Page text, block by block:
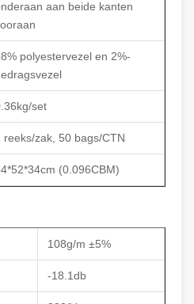
aan beide kanten
polyestervezel en 2%-
set
reeks/zak, 50 bags/CTN
(0.096CBM)
108g/m ±5%
-18.1db